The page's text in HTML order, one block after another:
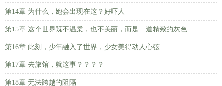
第14章 为什么，她会出现在这？好吓人
第15章 这个世界既不温柔，也不美丽，而是一道精致的灰色
第16章 此刻，少年融入了世界，少女美得动人心弦
第17章 去旅馆，就这事？？？？
第18章 无法跨越的阻隔